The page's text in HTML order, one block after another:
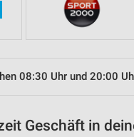
08:30 Uhr und 20:00
Geschäft in